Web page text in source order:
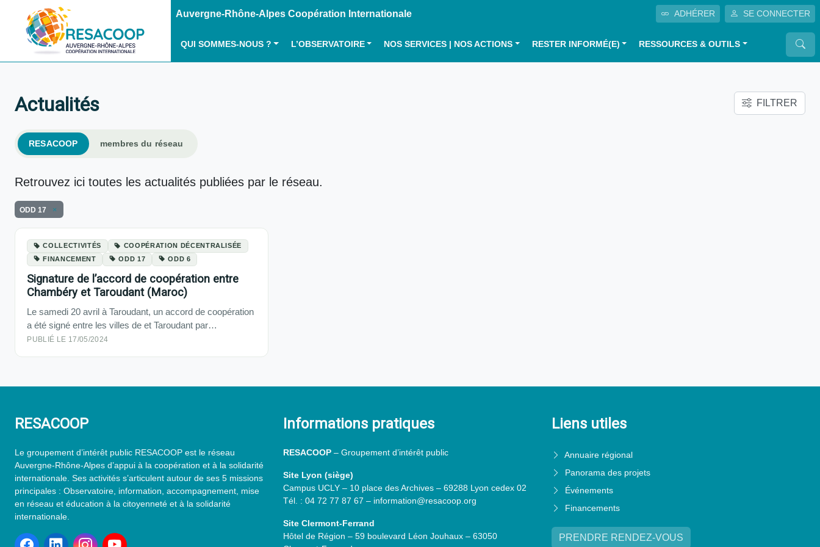
Auvergne-Rhône-Alpes Coopération Internationale ADHÉRER SE CONNECTER
QUI SOMMES-NOUS ? L’OBSERVATOIRE NOS SERVICES | NOS ACTIONS RESTER INFORMÉ(E) RESSOURCES & OUTILS
Actualités FILTRER
RESACOOP membres du réseau
Retrouvez ici toutes les actualités publiées par le réseau.
ODD 17
COLLECTIVITÉS
COOPÉRATION DÉCENTRALISÉE
FINANCEMENT
ODD 17 ODD 6
Signature de l’accord de coopération entre
Chambéry et Taroudant (Maroc)
Le samedi 20 avril à Taroudant, un accord de coopération
a été signé entre les villes de et Taroudant par…
PUBLIÉ LE 17/05/2024
RESACOOP
Le groupement d’intérêt public RESACOOP est le réseau
Auvergne-Rhône-Alpes d’appui à la coopération et à la solidarité
internationale. Ses activités s’articulent autour de ses 5 missions
principales : Observatoire, information, accompagnement, mise
en réseau et éducation à la citoyenneté et à la solidarité
internationale.
Informations pratiques
RESACOOP – Groupement d’intérêt public
Site Lyon (siège)
Campus UCLY – 10 place des Archives – 69288 Lyon cedex 02
Tél. : 04 72 77 87 67 – information@resacoop.org
Site Clermont-Ferrand
Hôtel de Région – 59 boulevard Léon Jouhaux – 63050
Liens utiles
Annuaire régional
Panorama des projets
Événements
Financements
PRENDRE RENDEZ-VOUS